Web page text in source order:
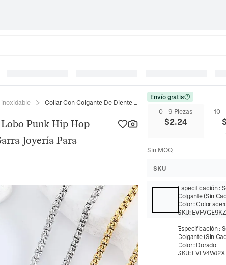
inoxidable Collar Con Colgante De Diente De Lobo Punk Hip Hop Acero Inoxidable Estilo Callejero Garra Joyería Para Hombres Y Mujeres
Punk Hip Hop
Joyería Para
Envío gratis
0 - 9 Piezas
$2.24
10 -
$
Sin MOQ
SKU
Especificación:
Colgante (Sin
Color:Color
SKU:
Especificación:
Colgante (Sin
Color: Dorado
SKU: